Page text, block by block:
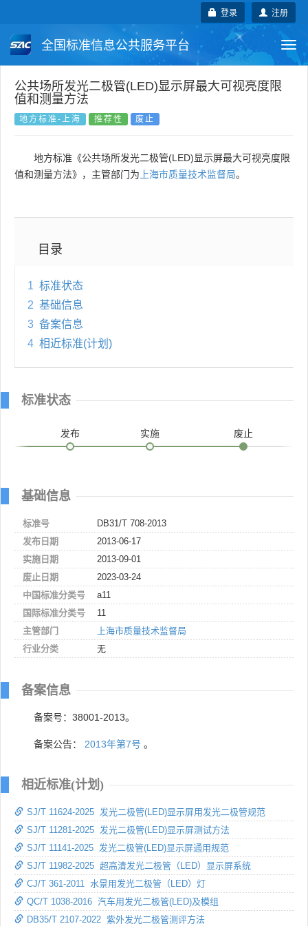
注册
登录
全国标准信息公共服务平台
国家标准 行业标准 地方标准
团体标准 企业标准
国外标准 技术委员会
公共场所发光二极管(LED)显示屏最大可视亮度限
值和测量方法
地方标准-上海 推荐性 废止
地方标准《公共场所发光二极管(LED)显示屏最大可视亮度限
值和测量方法》，主管部门为 上海市质量技术监督局。
目录
1 标准状态
2 基础信息
3 备案信息
4 相近标准(计划)
标准状态
发布 实施 废止
基础信息
标准号
DB31/T 708-2013
发布日期
2013-06-17
实施日期
2013-09-01
废止日期
2023-03-24
中国标准分类号
a11
国际标准分类号
11
主管部门
上海市质量技术监督局
行业分类
无
备案信息
备案号：38001-2013。
备案公告： 2013年第7号 。
相近标准(计划)
SJ/T 11624-2025 发光二极管(LED)显示屏用发光二极管规范
SJ/T 11281-2025 发光二极管(LED)显示屏测试方法
SJ/T 11141-2025 发光二极管(LED)显示屏通用规范
SJ/T 11982-2025 超高清发光二极管（LED）显示屏系统
CJ/T 361-2011 水景用发光二极管（LED）灯
QC/T 1038-2016 汽车用发光二极管(LED)及模组
DB35/T 2107-2022 紫外发光二极管测评方法